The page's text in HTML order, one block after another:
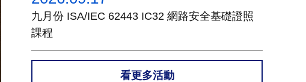
九月份 ISA/IEC 62443 IC32 網路安全基礎證照
課程
看更多活動